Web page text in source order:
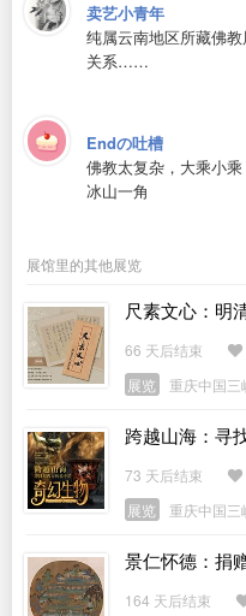
卖艺小青年
纯属云南地区所藏佛
关系……
Endの吐槽
佛教太复杂，大乘小
冰山一角
展馆里的其他展览
尺素文心：明
66 天后结束
展览
重庆中国三
跨越山海：寻
73 天后结束
展览
重庆中国三
景仁怀德：捐
164 天后结束